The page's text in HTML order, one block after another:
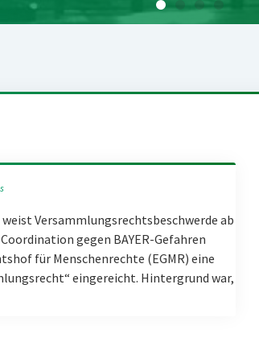
Versammlungsrechtsbeschwerde ab
gegen BAYER-Gefahren
für Menschenrechte (EGMR) eine
eingereicht. Hintergrund war,